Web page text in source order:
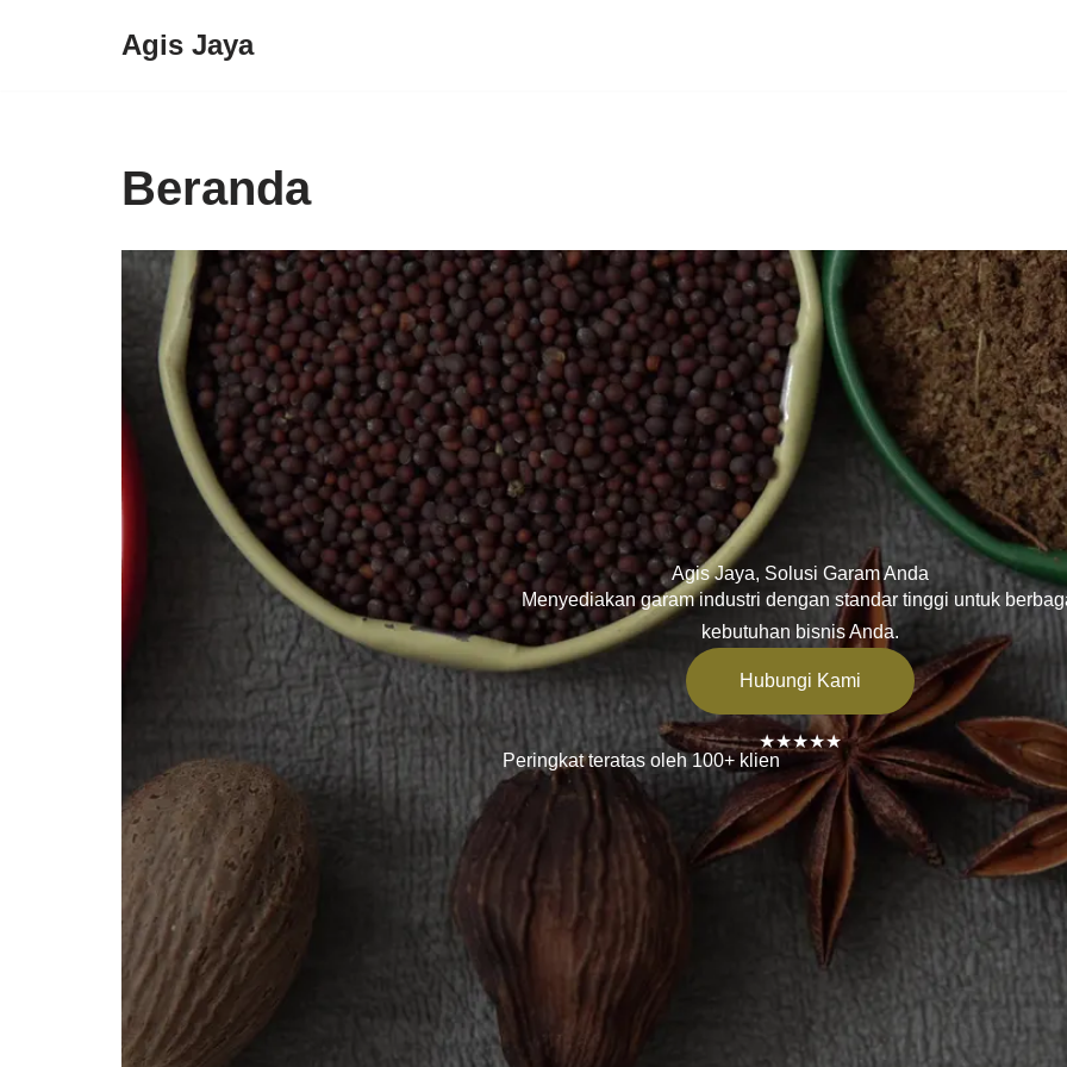
Agis Jaya
Beranda
Agis Jaya, Solusi Garam Anda
Menyediakan garam industri dengan standar tinggi untuk
kebutuhan bisnis Anda.
Hubungi Kami
★★★★★
Peringkat teratas oleh 100+ klien